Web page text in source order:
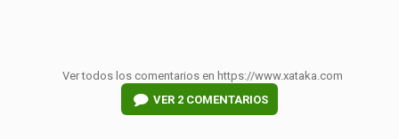
Ver todos los comentarios en https://www.xataka.com
VER 2 COMENTARIOS